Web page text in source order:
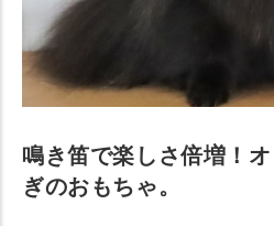
鳴き笛で楽しさ倍増！
ぎのおもちゃ。